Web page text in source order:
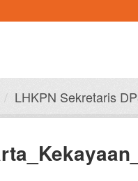
LHKPN Sekretaris